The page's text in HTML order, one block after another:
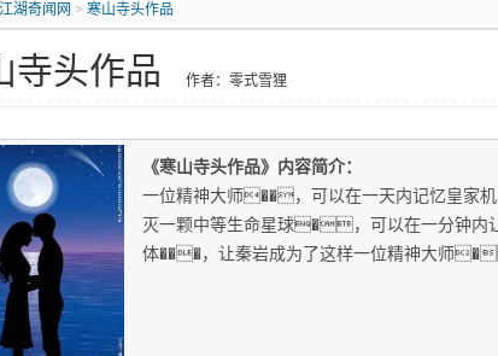
江湖奇闻网 > 寒山寺头作品
寺头作品 作者：零式雪狸
《寒山寺头作品》内容简介：
一位精神大师��，可以在一天内记忆皇家
灭一颗中等生命星球�，可以在一分钟内
体���，让秦岩成为了这样一位精神大师